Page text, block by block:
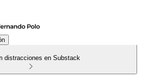
distracciones en Substack